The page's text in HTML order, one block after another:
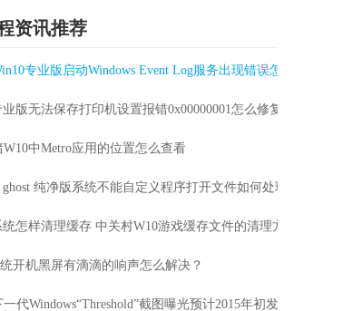
资讯推荐
专业版启动Windows Event Log服务出现错误怎么解决?
版无法保存打印机设置报错0x00000001怎么修复？
W10中Metro应用的位置怎么查看
ghost 纯净版系统不能自定义程序打开文件如何处理
统怎样清理缓存 中关村W10游戏缓存文件的清理方法
开机黑屏有滴滴的响声怎么解决？
代Windows“Threshold”截图曝光预计2015年初发布